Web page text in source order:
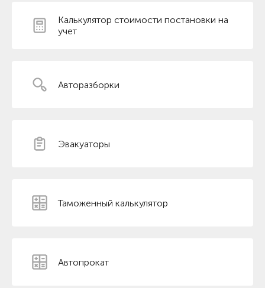
Калькулятор стоимости постановки на
учет
Авторазборки
Эвакуаторы
Таможенный калькулятор
Автопрокат